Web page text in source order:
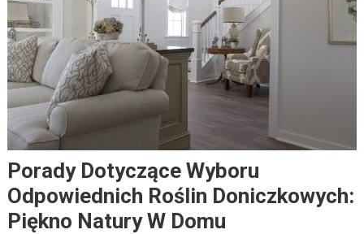
Porady Dotyczące Wyboru
Odpowiednich Roślin Doniczkowych:
Piękno Natury W Domu